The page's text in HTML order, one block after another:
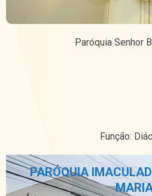
Paróquia Senhor
Função:
PARÓQUIA